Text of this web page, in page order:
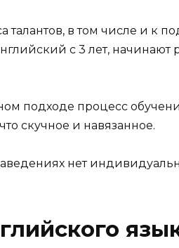
талантов, в том числе и к
с 3 лет, начинают
подходе процесс
скучное и навязанное.
нет